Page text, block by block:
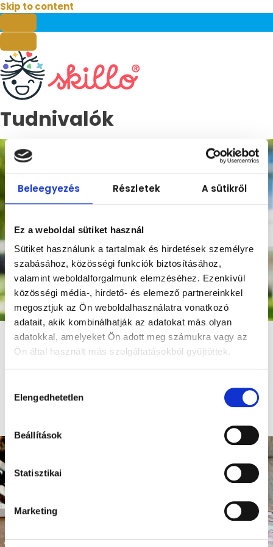
Beleegyezés Részletek A sütikről
Ez a weboldal sütiket használ
Sütiket használunk a tartalmak és hirdetések személyre
szabásához, közösségi funkciók biztosításához,
valamint weboldalforgalmunk elemzéséhez. Ezenkívül
közösségi média-, hirdető- és elemező partnereinkkel
megosztjuk az Ön weboldalhasználatra vonatkozó
adatait, akik kombinálhatják az adatokat más olyan
adatokkal, amelyeket Ön adott meg számukra vagy az
Ön által használt más szolgáltatásokból gyűjtöttek.
kiválasztása
Elengedhetetlen
Beállítások
Statisztikai
Marketing
Skip to content
Tudnivalók
Honnan tudhatom, hogy a
gyermekem iskolaérett?
Foglald le a helyed, csatlakozz és kérdezz!